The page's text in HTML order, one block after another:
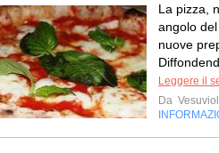
La pizza,
angolo
nuove
Leggere il
Da